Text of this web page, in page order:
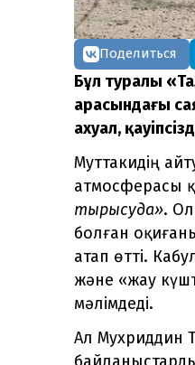
Поделиться
Бұл туралы
арасындағы
ахуал,
Муттакидің
атмосферасы
тырысуда».
болған
атап өтті.
және «жау
мәлімдеді.
Ал Мухриддин